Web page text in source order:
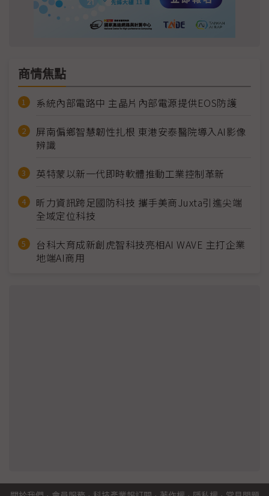
商情焦點
系統內部電路中 主晶片內部電源提供EOS防護
屏南偏鄉智慧韌性扎根 東港安泰醫院導入AI影像
辨識
英特蒙以新一代即時軟體推動工業控制革新
昕力資訊跨足國防科技 攜手美商Juxta引進尖端
全域定位科技
台科大育成新創虎智科技亮相AI WAVE 主打企業
地端AI商用